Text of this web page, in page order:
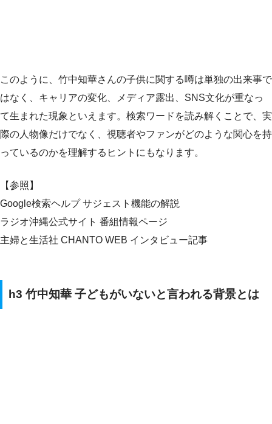
このように、竹中知華さんの子供に関する噂は単独の出来事で
はなく、キャリアの変化、メディア露出、SNS文化が重なっ
て生まれた現象といえます。検索ワードを読み解くことで、実
際の人物像だけでなく、視聴者やファンがどのような関心を持
っているのかを理解するヒントにもなります。
【参照】
Google検索ヘルプ サジェスト機能の解説
ラジオ沖縄公式サイト 番組情報ページ
主婦と生活社 CHANTO WEB インタビュー記事
h3 竹中知華 子どもがいないと言われる背景とは